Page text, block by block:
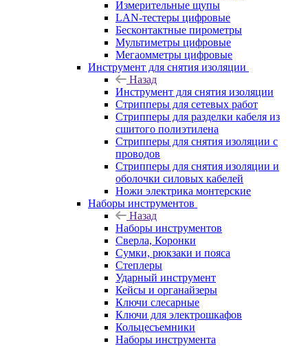
Измерительные щупы
LAN-тестеры цифровые
Бесконтактные пирометры
Мультиметры цифровые
Мегаомметры цифровые
Инструмент для снятия изоляции
Назад
Инструмент для снятия изоляции
Стрипперы для сетевых работ
Стрипперы для разделки кабеля из
сшитого полиэтилена
Cтрипперы для снятия изоляции с
проводов
Стрипперы для снятия изоляции и
оболочки силовых кабелей
Ножи электрика монтерские
Наборы инструментов
Назад
Наборы инструментов
Сверла, Коронки
Сумки, рюкзаки и пояса
Степлеры
Ударный инструмент
Кейсы и органайзеры
Ключи слесарные
Ключи для электрошкафов
Кольцесъемники
Наборы инструмента